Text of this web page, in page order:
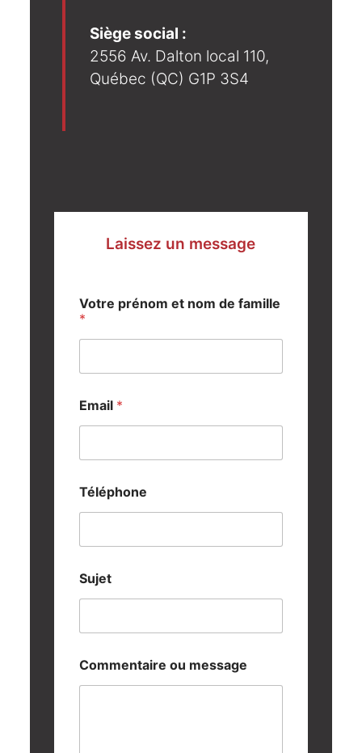
Siège social :
2556 Av. Dalton local 110,
Québec (QC) G1P 3S4
Laissez un message
Votre prénom et nom de famille
*
Email *
Téléphone
Sujet
Commentaire ou message